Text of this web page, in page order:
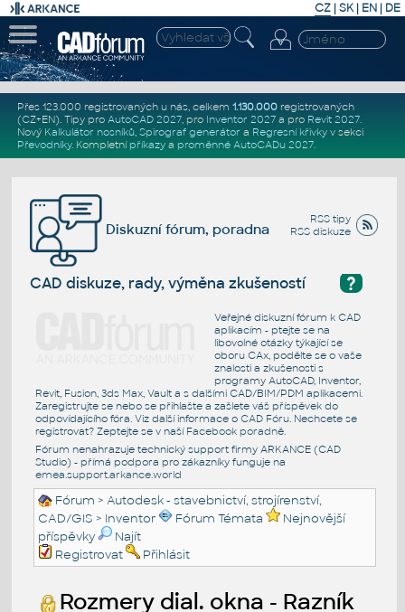
CZ | SK| EN | DE
Přes 123.000 registrovaných u nás, celkem 1.130.000registrovaných
(CZ+EN). Tipy pro AutoCAD 2027, pro Inventor 2027a pro Revit 2027.
Nový Kalkulátor nosníků, Spirograf generátor a Regresní křivkyv sekci
Převodníky. Kompletní příkazya proměnné AutoCADu 2027.
RSS tipy
RSS diskuze
Diskuzní fórum, poradna
?
CAD diskuze, rady, výměna zkušeností
Veřejné diskuzní fórum k CAD
aplikacím - ptejte se na
libovolné otázky týkající se
oboru CAx, podělte se o vaše
znalosti a zkušenosti s
programy AutoCAD, Inventor,
Revit, Fusion, 3ds Max, Vault a s dalšími CAD/BIM/PDM aplikacemi.
Zaregistrujte se nebo se přihlašte a zašlete váš příspěvek do
odpovídajícího fóra. Viz další informace o CAD Fóru. Nechcete se
registrovat? Zeptejte se v naší Facebook poradně.
Fórum nenahrazuje technický support firmy ARKANCE (CAD
Studio) - přímá podpora pro zákazníky funguje na
emea.support.arkance.world
Fórum >Autodesk - stavebnictví, strojírenství,
CAD/GIS > Inventor Fórum Témata
Nejnovější
příspěvky
Najít
Registrovat
Přihlásit
Rozmery dial. okna - Razník